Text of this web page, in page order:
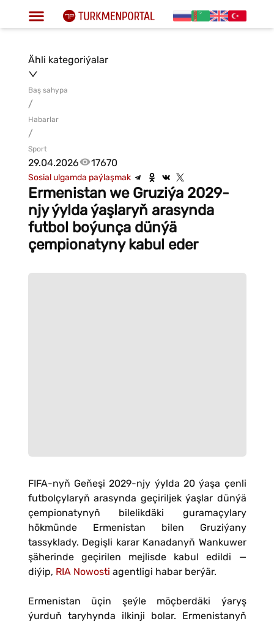
Ähli kategoriýalar
Baş sahypa
/
Habarlar
/
Sport
29.04.2026 17670
Sosial ulgamda paýlaşmak
Ermenistan we Gruziýa 2029-
njy ýylda ýaşlaryň arasynda
futbol boýunça dünýä
çempionatyny kabul eder
FIFA-nyň Geňeşi 2029-njy ýylda 20 ýaşa çenli
futbolçylaryň arasynda geçiriljek ýaşlar dünýä
çempionatynyň bilelikdäki guramaçylary
hökmünde Ermenistan bilen Gruziýany
tassyklady. Degişli karar Kanadanyň Wankuwer
şäherinde geçirilen mejlisde kabul edildi —
diýip, RIA Nowosti agentligi habar berýär.
Ermenistan üçin şeýle möçberdäki ýaryş
ýurduň taryhynda ilkinji bolar. Ermenistanyň